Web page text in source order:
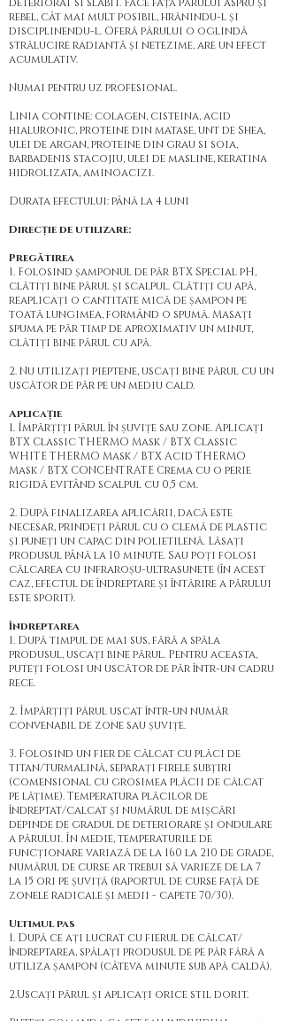
deteriorat si slabit. Face față părului aspru și
rebel, cât mai mult posibil, hrănindu-l și
disciplinendu-l. Oferă părului o oglindă
strălucire radiantă și netezime, are un efect
acumulativ.
Numai pentru uz profesional.
Linia contine: colagen, cisteina, acid
hialuronic, proteine din matase, unt de Shea,
ulei de argan, proteine din grau si soia,
barbadenis stacojiu, ulei de masline, keratina
hidrolizata, aminoacizi.
Durata efectului: până la 4 luni
Direcție de utilizare:
Pregătirea
1. Folosind șamponul de păr BTX Special pH,
clătiți bine părul și scalpul. Clătiți cu apă,
reaplicați o cantitate mică de șampon pe
toată lungimea, formând o spumă. Masați
spuma pe păr timp de aproximativ un minut,
clătiți bine părul cu apă.
2. Nu utilizați pieptene, uscați bine părul cu un
uscător de păr pe un mediu cald.
Aplicație
1. Împărțiți părul în șuvițe sau zone. Aplicați
BTX Classic THERMO Mask / BTX Classic
WHITE THERMO Mask / BTX Acid THERMO
Mask / BTX CONCENTRATE Crema cu o perie
rigidă evitând scalpul cu 0,5 cm.
2. După finalizarea aplicării, dacă este
necesar, prindeți părul cu o clemă de plastic
și puneți un capac din polietilenă. Lăsați
produsul până la 10 minute. Sau poți folosi
călcarea cu infraroșu-ultrasunete (în acest
caz, efectul de îndreptare și întărire a părului
este sporit).
Îndreptarea
1. După timpul de mai sus, fără a spăla
produsul, uscați bine părul. Pentru aceasta,
puteți folosi un uscător de păr într-un cadru
rece.
2. Împărțiți părul uscat într-un număr
convenabil de zone sau șuvițe.
3. Folosind un fier de călcat cu plăci de
titan/turmalină, separați firele subțiri
(comensional cu grosimea plăcii de călcat
pe lățime). Temperatura plăcilor de
îndreptat/calcat și numărul de mișcări
depinde de gradul de deteriorare și ondulare
a părului. În medie, temperaturile de
funcționare variază de la 160 la 210 de grade,
numărul de curse ar trebui să varieze de la 7
la 15 ori pe șuviță (raportul de curse față de
zonele radicale și medii - capete 70/30).
Ultimul pas
1. După ce ați lucrat cu fierul de călcat/
îndreptarea, spălați produsul de pe păr fără a
utiliza șampon (câteva minute sub apă caldă).
2.Uscați părul și aplicați orice stil dorit.